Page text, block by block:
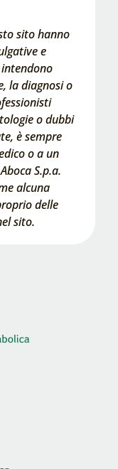
sito hanno
e
la diagnosi o
o dubbi
è sempre
o a un
S.p.a.
alcuna
delle
sito.